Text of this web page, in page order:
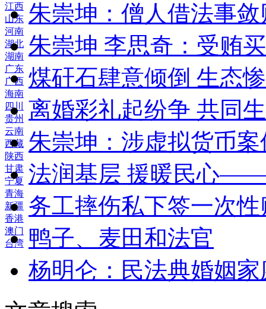
江西
山东
河南
湖北
湖南
广东
广西
海南
四川
贵州
云南
西藏
陕西
甘肃
宁夏
青海
新疆
香港
澳门
台湾
朱崇坤：僧人借法事
朱崇坤 李思奇：受贿
煤矸石肆意倾倒 生态
离婚彩礼起纷争 共同
朱崇坤：涉虚拟货币
法润基层 援暖民心
务工摔伤私下签一次
鸭子、麦田和法官
杨明仑：民法典婚姻